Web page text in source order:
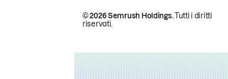
© 2026 Semrush Holdings.Tutti i diritti
riservati.